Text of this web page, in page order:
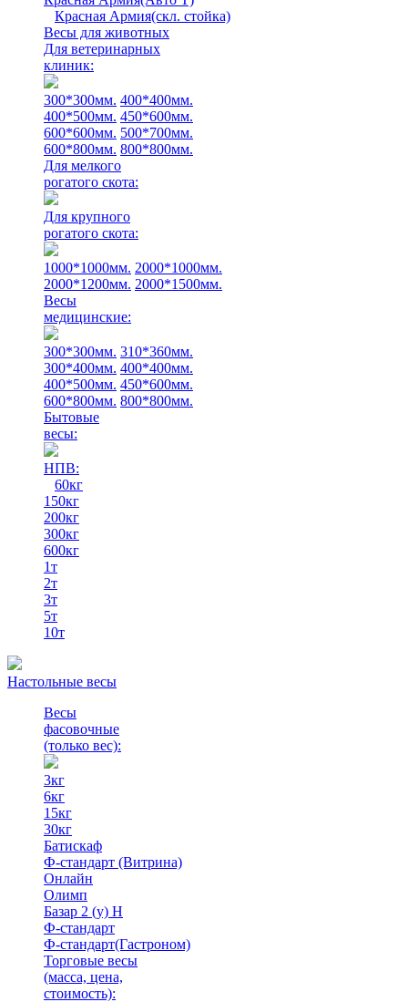
Красная Армия(скл. стойка)
Весы для животных
Для ветеринарных
клиник:
300*300мм. 400*400мм.
400*500мм. 450*600мм.
600*600мм. 500*700мм.
600*800мм. 800*800мм.
Для мелкого
рогатого скота:
Для крупного
рогатого скота:
1000*1000мм. 2000*1000мм.
2000*1200мм. 2000*1500мм.
Весы
медицинские:
300*300мм. 310*360мм.
300*400мм. 400*400мм.
400*500мм. 450*600мм.
600*800мм. 800*800мм.
Бытовые
весы:
НПВ:
60кг
150кг
200кг
300кг
600кг
1т
2т
3т
5т
10т
Настольные весы
Весы
фасовочные
(только вес):
3кг
6кг
15кг
30кг
Батискаф
Ф-стандарт (Витрина)
Онлайн
Олимп
Базар 2 (у) Н
Ф-стандарт
Ф-стандарт(Гастроном)
Торговые весы
(масса, цена,
стоимость):